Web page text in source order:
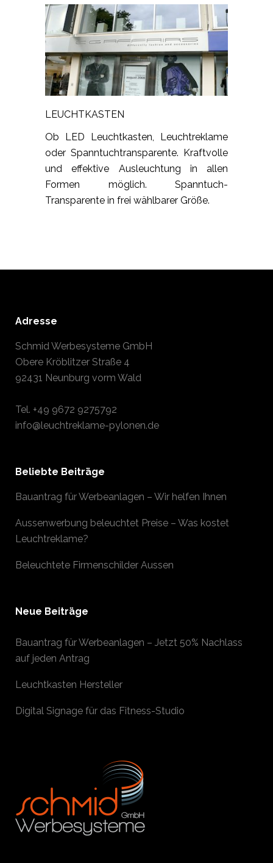
LEUCHTKASTEN
Ob LED Leuchtkasten, Leuchtreklame
oder Spanntuchtransparente. Kraftvolle
und effektive Ausleuchtung in allen
Formen möglich. Spanntuch-
Transparente in frei wählbarer Größe.
Adresse
Schmid Werbesysteme GmbH
Obere Kröblitzer Straße 4
92431 Neunburg vorm Wald
Tel. +49 9672 9275792
info@leuchtreklame-pylonen.de
Beliebte Beiträge
Bauantrag für Werbeanlagen – Wir helfen Ihnen
Aussenwerbung beleuchtet Preise – Was kostet
Leuchtreklame?
Beleuchtete Firmenschilder Aussen
Neue Beiträge
Bauantrag für Werbeanlagen – Jetzt 50% Nachlass
auf jeden Antrag
Leuchtkasten Hersteller
Digital Signage für das Fitness-Studio